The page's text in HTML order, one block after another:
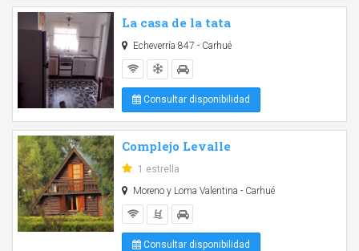
La casa de la tata
Echeverría 847 - Carhué
Consultar disponibilidad
Complejo Levalle
1 estrella
Moreno y Loma Valentina - Carhué
Consultar disponibilidad